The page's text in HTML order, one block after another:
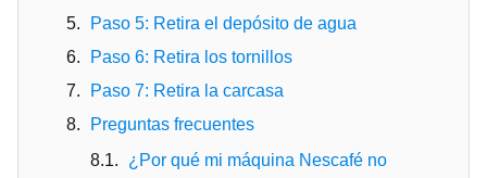
Paso 5: Retira el depósito de agua
Paso 6: Retira los tornillos
Paso 7: Retira la carcasa
Preguntas frecuentes
¿Por qué mi máquina Nescafé no